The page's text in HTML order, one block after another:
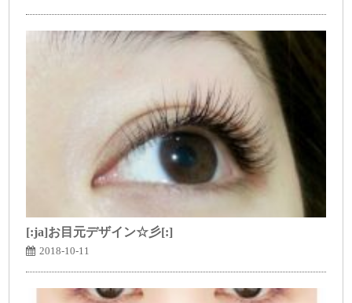
[:ja]お目元デザイン☆彡[:]
2018-10-11